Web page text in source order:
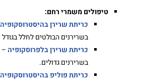
טיפולים משמרי רחם:
כריתת שרירן בהיסטרוסקופיה
בשרירנים הבולטים לחלל בגודל קטן
כריתת שרירן בלפרוסקופיה –
בשרירנים גדולים.
כריתת פוליפ בהיסטרוסקופיה